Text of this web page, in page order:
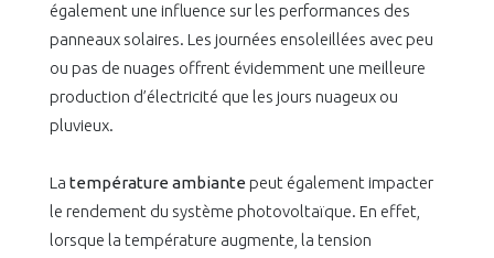
également une influence sur les performances des
panneaux solaires. Les journées ensoleillées avec peu
ou pas de nuages offrent évidemment une meilleure
production d’électricité que les jours nuageux ou
pluvieux.
La température ambiante peut également impacter
le rendement du système photovoltaïque. En effet,
lorsque la température augmente, la tension